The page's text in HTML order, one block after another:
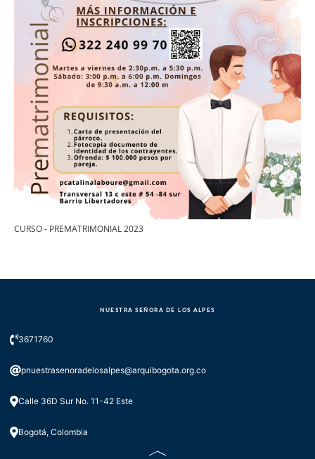
CURSO - PREMATRIMONIAL 2023
NUESTRA SEÑORA DE LOS ALPES
3671760
pnuestrasenoradelosalpes@arquibogota.org.co
Calle 36D Sur No. 11-42 Este
Bogotá, Colombia